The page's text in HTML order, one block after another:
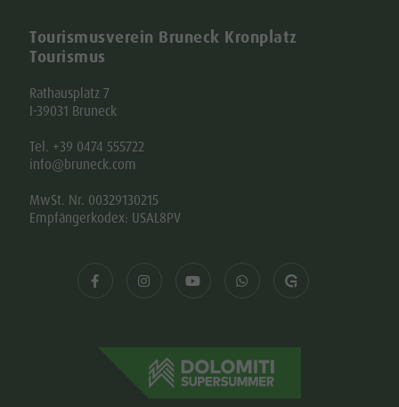
Tourismusverein Bruneck Kronplatz
Tourismus
Rathausplatz 7
I-39031 Bruneck
Tel. +39 0474 555722
info@bruneck.com
MwSt. Nr. 00329130215
Empfängerkodex: USAL8PV